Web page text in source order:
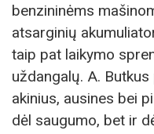
benzininėms
atsarginių
taip pat laikymo
uždangalų. A.
akinius, ausines bei
dėl saugumo, bet ir